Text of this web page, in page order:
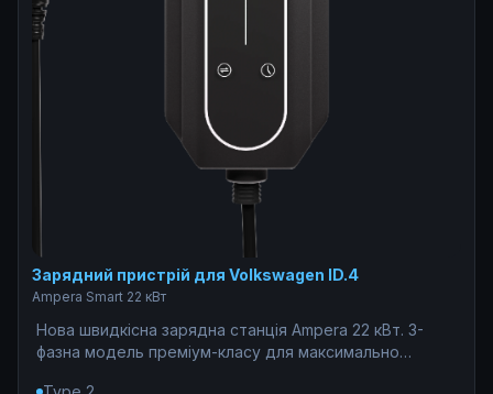
Зарядний пристрій для Volkswagen ID.4
Ampera Smart 22 кВт
Нова швидкісна зарядна станція Ampera 22 кВт. 3-
фазна модель преміум-класу для максимально